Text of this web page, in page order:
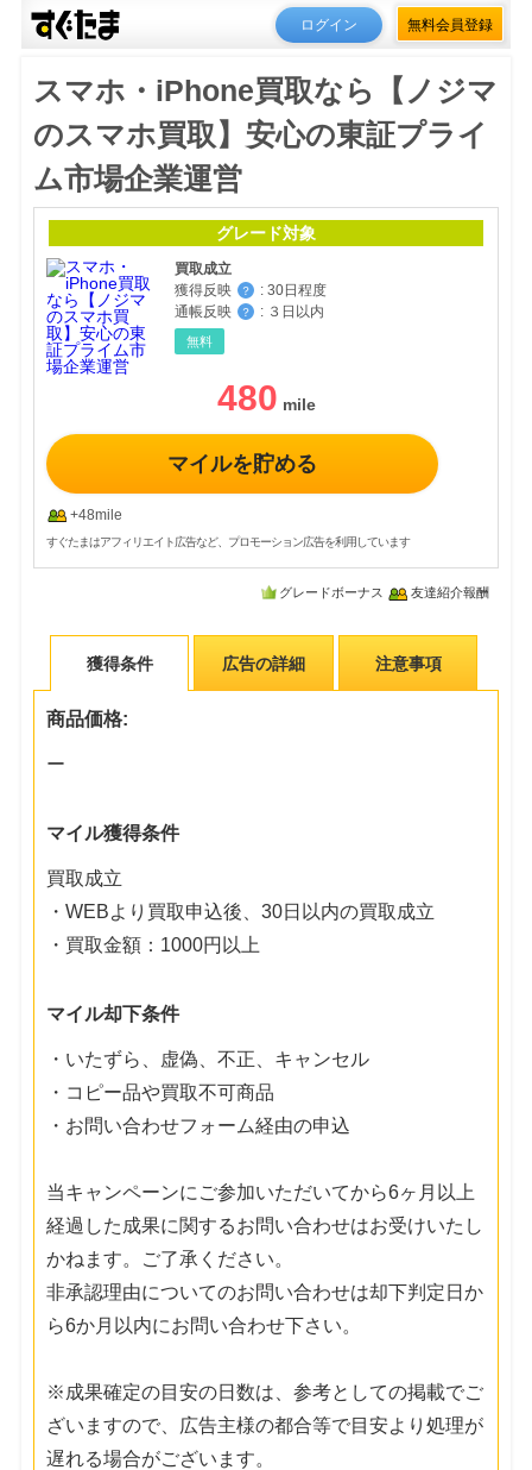
ログイン 無料会員登録
スマホ・iPhone買取なら【ノジマ
のスマホ買取】安心の東証プライ
ム市場企業運営
グレード対象
買取成立
獲得反映
？ : 30日程度
通帳反映
？ : ３日以内
無料
480
マイルを貯める
+48mile
すぐたまはアフィリエイト広告など、プロモーション広告を利用しています
グレードボーナス 友達紹介報酬
獲得条件 広告の詳細 注意事項
商品価格:
ー
マイル獲得条件
買取成立
・WEBより買取申込後、30日以内の買取成立
・買取金額：1000円以上
マイル却下条件
・いたずら、虚偽、不正、キャンセル
・コピー品や買取不可商品
・お問い合わせフォーム経由の申込
当キャンペーンにご参加いただいてから6ヶ月以上
経過した成果に関するお問い合わせはお受けいたし
かねます。ご了承ください。
非承認理由についてのお問い合わせは却下判定日か
ら6か月以内にお問い合わせ下さい。
※成果確定の目安の日数は、参考としての掲載でご
ざいますので、広告主様の都合等で目安より処理が
遅れる場合がございます。